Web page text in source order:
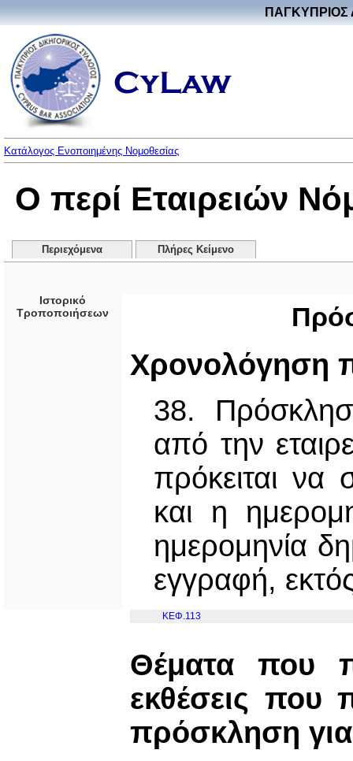
ΠΑΓΚΥΠΡΙΟΣ
Κατάλογος Ενοποιημένης Νομοθεσίας
Ο περί Εταιρειών
Περιεχόμενα Πλήρες Κείμενο
Ιστορικό
Τροποποιήσεων
Χρονολόγηση
38.
από την
πρόκειται να
και η
ημερομηνία
εγγραφή,
ΚΕΦ.113
Θέματα που
εκθέσεις που
πρόσκληση